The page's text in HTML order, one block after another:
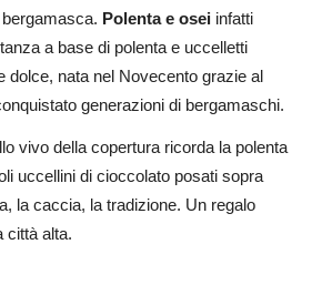
Polenta e osei infatti
a base di polenta e uccelletti
dolce, nata nel Novecento grazie al
generazioni di bergamaschi.
vivo della copertura ricorda la polenta
uccellini di cioccolato posati sopra
la caccia, la tradizione. Un regalo
città alta.